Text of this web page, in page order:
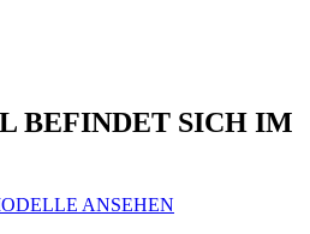
BEFINDET SICH IM
ANSEHEN